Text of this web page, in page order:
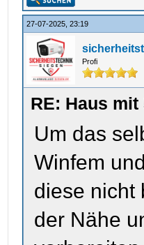
27-07-2025, 23:19
Profi
RE: Haus mit
Um das
Winfem
diese nicht
der Nähe